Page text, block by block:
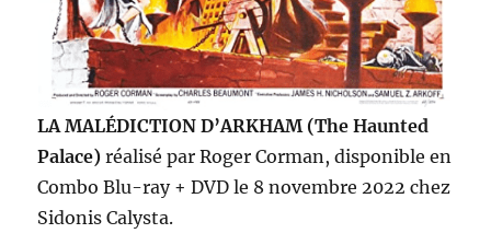
LA MALÉDICTION D’ARKHAM (The Haunted
Palace)réalisé par Roger Corman, disponible en
Combo Blu-ray + DVD le 8 novembre 2022 chez
Sidonis Calysta.